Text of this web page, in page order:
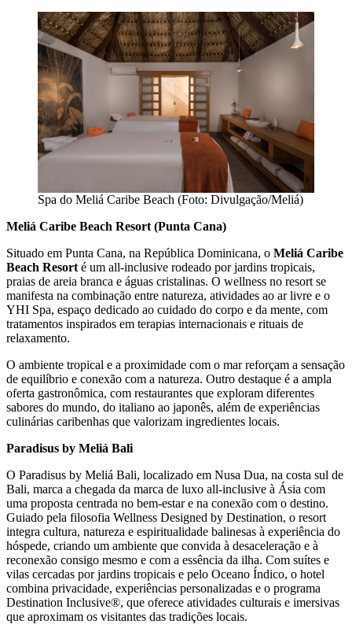
Spa do Meliá Caribe Beach (Foto: Divulgação/Meliá)
Meliá Caribe Beach Resort (Punta Cana)
Situado em Punta Cana, na República Dominicana, o Meliá Caribe
Beach Resort é um all-inclusive rodeado por jardins tropicais,
praias de areia branca e águas cristalinas. O wellness no resort se
manifesta na combinação entre natureza, atividades ao ar livre e o
YHI Spa, espaço dedicado ao cuidado do corpo e da mente, com
tratamentos inspirados em terapias internacionais e rituais de
relaxamento.
O ambiente tropical e a proximidade com o mar reforçam a sensação
de equilíbrio e conexão com a natureza. Outro destaque é a ampla
oferta gastronômica, com restaurantes que exploram diferentes
sabores do mundo, do italiano ao japonês, além de experiências
culinárias caribenhas que valorizam ingredientes locais.
Paradisus by Meliá Bali
O Paradisus by Meliá Bali, localizado em Nusa Dua, na costa sul de
Bali, marca a chegada da marca de luxo all-inclusive à Ásia com
uma proposta centrada no bem-estar e na conexão com o destino.
Guiado pela filosofia Wellness Designed by Destination, o resort
integra cultura, natureza e espiritualidade balinesas à experiência do
hóspede, criando um ambiente que convida à desaceleração e à
reconexão consigo mesmo e com a essência da ilha. Com suítes e
vilas cercadas por jardins tropicais e pelo Oceano Índico, o hotel
combina privacidade, experiências personalizadas e o programa
Destination Inclusive®, que oferece atividades culturais e imersivas
que aproximam os visitantes das tradições locais.